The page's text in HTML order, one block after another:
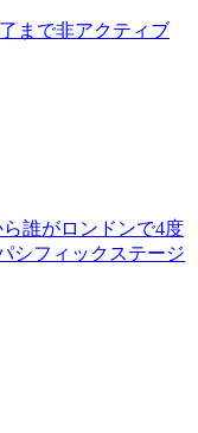
まで非アクティブ
誰がロンドンで4度
シフィックステージ